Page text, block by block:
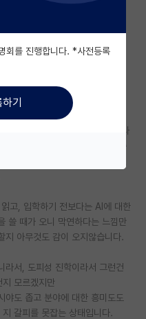
원생입니다.
AI에 흥미가 있어서, AI를 정말 사
그나마 학부 시절 배웠던 것 중
없는 상태로 바로 취업할 자신
고, 입학하기 전보다는 AI에 대한
쓸 때가 오니 막연하다는 느낌만
지 아무것도 감이 오지않습니다.
라서, 도피성 진학이라서 그런건
모르겠지만
야도 좁고 분야에 대한 흥미도도
갈피를 못잡는 상태입니다.
회를 진행합니다. *사전등록
기